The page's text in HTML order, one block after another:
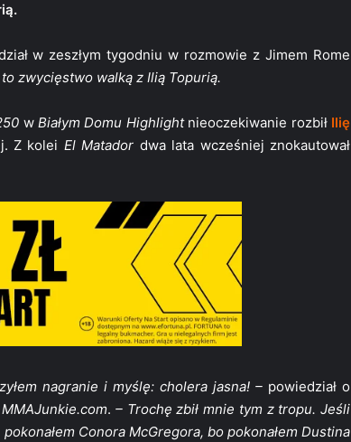
w zeszłym tygodniu w rozmowie z Jimem Rome
zwycięstwo walką z Ilią Topurią.
wBiałym Domu Highlightnieoczekiwanie rozbił Ilię
Z kolei El Matador dwa lata wcześniej znokautował
nagranie i myślę: cholera jasna! –powiedział o
MMAJunkie.com.– Trochę zbił mnie tym z tropu. Jeśli
Conora McGregora, bo pokonałem Dustina